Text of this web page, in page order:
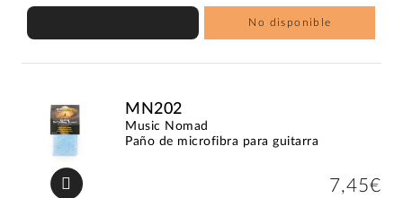
No disponible
MN202
Music Nomad
Paño de microfibra para guitarra
7,45€